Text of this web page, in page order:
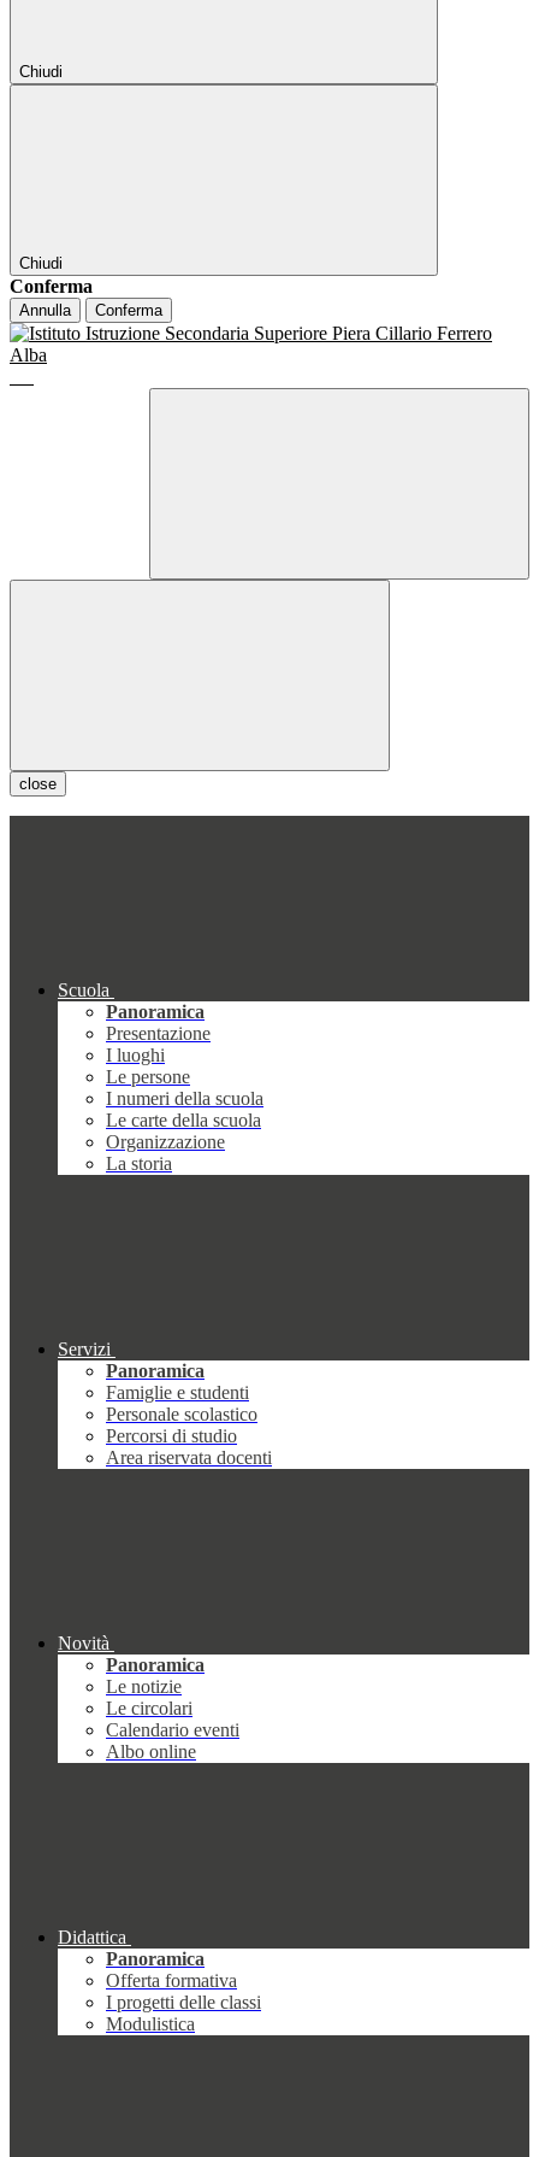
Chiudi
Chiudi
Conferma
Annulla Conferma
close
Scuola
Panoramica
Presentazione
I luoghi
Le persone
I numeri della scuola
Le carte della scuola
Organizzazione
La storia
Servizi
Panoramica
Famiglie e studenti
Personale scolastico
Percorsi di studio
Area riservata docenti
Novità
Panoramica
Le notizie
Le circolari
Calendario eventi
Albo online
Didattica
Panoramica
Offerta formativa
I progetti delle classi
Modulistica